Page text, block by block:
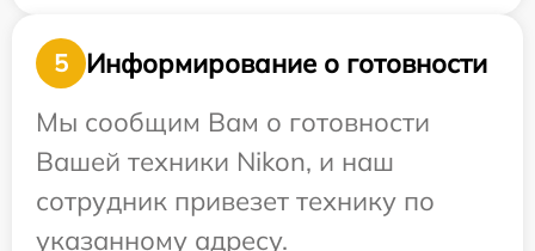
5
Информирование о готовности
Мы сообщим Вам о готовности
Вашей техники Nikon, и наш
сотрудник привезет технику по
указанному адресу.